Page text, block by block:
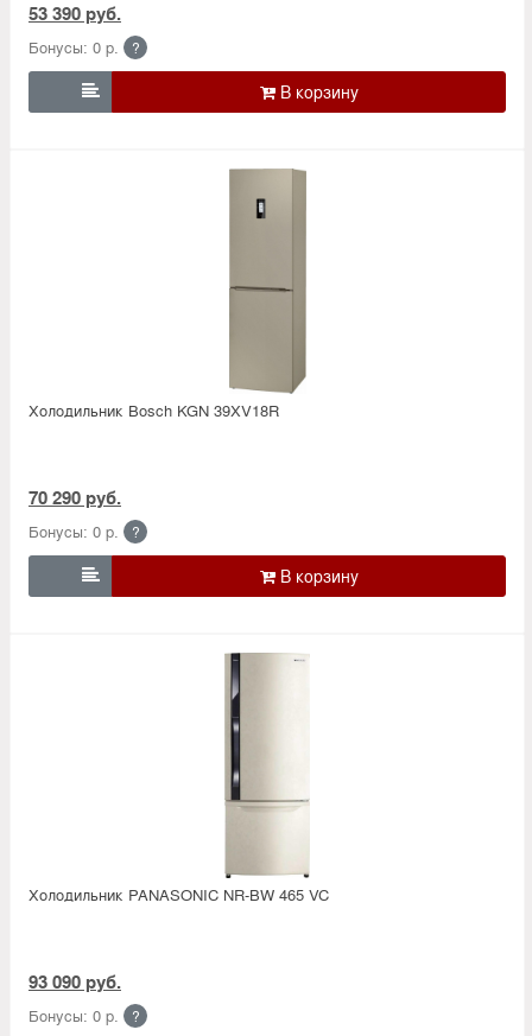
53 390 руб.
Бонусы: 0 р. ?

Холодильник Bosсh KGN 39XV18R
70 290 руб.
Бонусы: 0 р. ?

Холодильник PANASONIC NR-BW 465 VC
93 090 руб.
Бонусы: 0 р. ?